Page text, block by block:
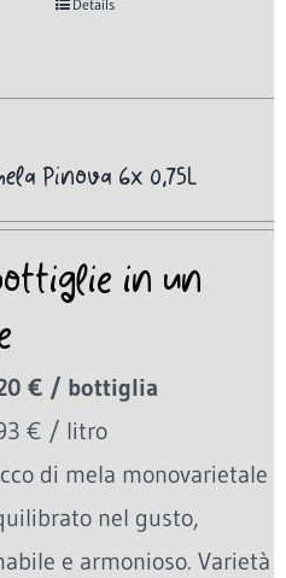
Details
Pinova 6x 0,75L
in un
€ / bottiglia
€ / litro
di mela monovarietale
nel gusto,
e armonioso. Varietà